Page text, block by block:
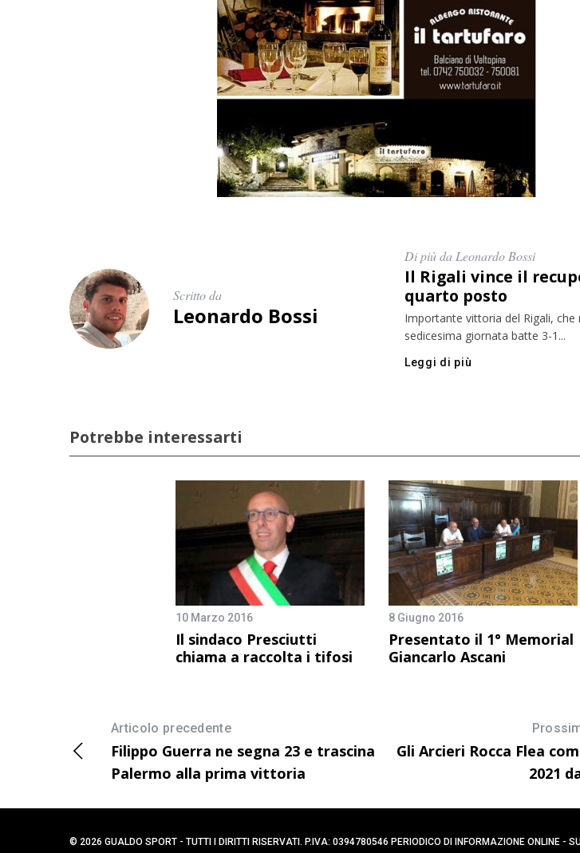
Scritto da
Leonardo Bossi
Di più da Leonardo Bossi
Il Rigali vince il
quarto posto
Importante vittoria del Rigali, che
sedicesima giornata batte 3-1...
Leggi di più
Potrebbe interessarti
10 Marzo 2016
Il sindaco Presciutti
chiama a raccolta i tifosi
8 Giugno 2016
Presentato il 1° Memorial
Giancarlo Ascani
Articolo precedente
Filippo Guerra ne segna 23 e trascina
Palermo alla prima vittoria
Gli Arcieri Rocca Flea
2021
© 2026 GUALDO SPORT - TUTTI I DIRITTI RISERVATI. P.IVA: 0394780546 PERIODICO DI INFORMAZIONE ONLINE -